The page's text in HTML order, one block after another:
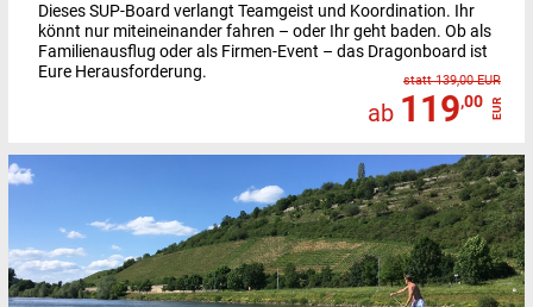
Dieses SUP-Board verlangt Teamgeist und Koordination. Ihr
könnt nur miteineinander fahren – oder Ihr geht baden. Ob als
Familienausflug oder als Firmen-Event – das Dragonboard ist
Eure Herausforderung.
statt 139,00 EUR
ab 119,00 EUR